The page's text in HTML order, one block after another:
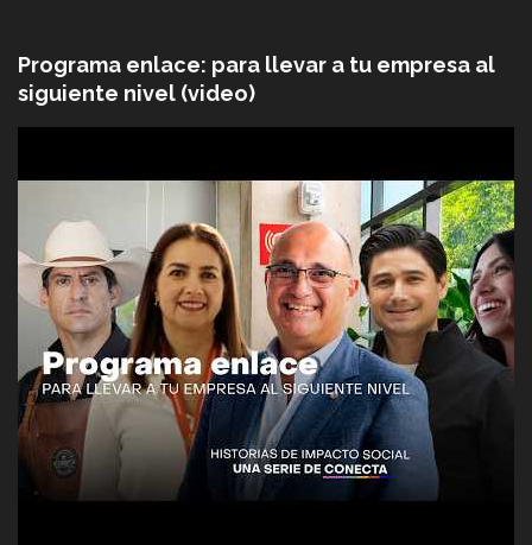
Programa enlace: para llevar a tu empresa al
siguiente nivel (video)